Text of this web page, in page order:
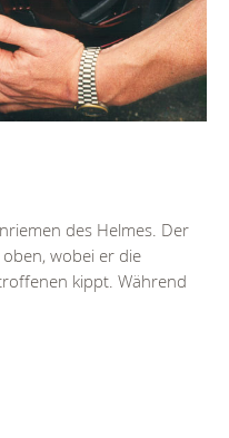
des Helmes. Der
wobei er die
kippt. Während